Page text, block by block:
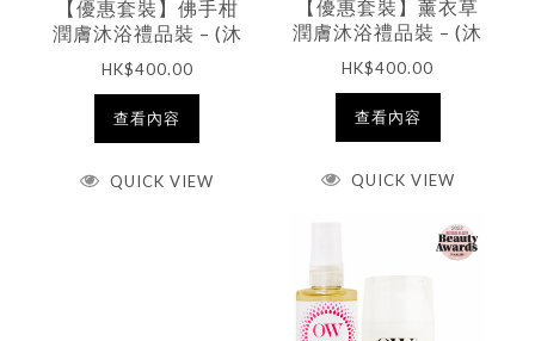
【優惠套裝】佛手柑
潤膚沐浴禮品裝 – (沐
浴露300ml + 潤膚露
300ml)
HK$400.00
查看內容
QUICK VIEW
【優惠套裝】薰衣草
潤膚沐浴禮品裝 – (沐
浴露300ml + 潤膚露
300ml)
HK$400.00
查看內容
QUICK VIEW